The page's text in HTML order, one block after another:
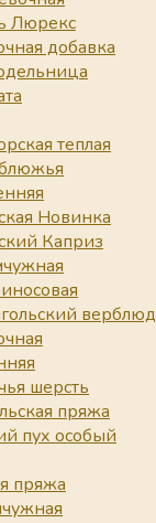
Люрекс
добавка
теплая
Новинка
Каприз
верблюд
шерсть
пряжа
пух особый
пряжа